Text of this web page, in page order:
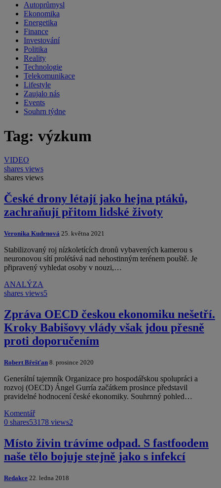
Autoprůmysl
Ekonomika
Energetika
Finance
Investování
Politika
Reality
Technologie
Telekomunikace
Lifestyle
Zaujalo nás
Events
Souhrn týdne
Tag: výzkum
VIDEO
shares views
shares views
České drony létají jako hejna ptáků,
zachraňují přitom lidské životy
Veronika Kudrnová 25. května 2021
Stabilizovaný roj nízkoletících dronů vybavených kamerou s
neuronovou sítí prolétává nad nehostinným terénem pouště. Je
připravený vyhledat osoby v nouzi,…
ANALÝZA
shares views5
Zpráva OECD českou ekonomiku nešetří.
Kroky Babišovy vlády však jdou přesně
proti doporučením
Robert Břešťan 8. prosince 2020
Generální tajemník Organizace pro hospodářskou spolupráci a
rozvoj (OECD) Ángel Gurría začátkem prosince představil
pravidelné hodnocení české ekonomiky. Souhrnný pohled…
Komentář
0 shares53178 views2
Místo živin trávíme odpad. S fastfoodem
naše tělo bojuje stejně jako s infekcí
Redakce 22. ledna 2018